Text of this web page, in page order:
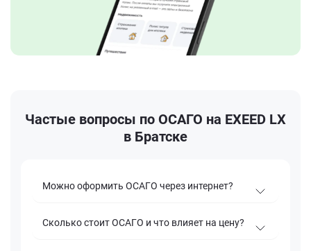
Частые вопросы по ОСАГО на EXEED LX
в Братске
Можно оформить ОСАГО через интернет?
Сколько стоит ОСАГО и что влияет на цену?